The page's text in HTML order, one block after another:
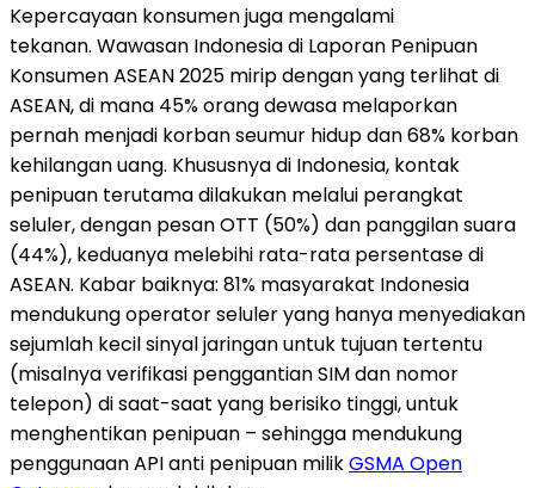
Kepercayaan konsumen juga mengalami
tekanan. Wawasan Indonesia di Laporan Penipuan
Konsumen ASEAN 2025 mirip dengan yang terlihat di
ASEAN, di mana 45% orang dewasa melaporkan
pernah menjadi korban seumur hidup dan 68% korban
kehilangan uang. Khususnya di Indonesia, kontak
penipuan terutama dilakukan melalui perangkat
seluler, dengan pesan OTT (50%) dan panggilan suara
(44%), keduanya melebihi rata-rata persentase di
ASEAN. Kabar baiknya: 81% masyarakat Indonesia
mendukung operator seluler yang hanya menyediakan
sejumlah kecil sinyal jaringan untuk tujuan tertentu
(misalnya verifikasi penggantian SIM dan nomor
telepon) di saat-saat yang berisiko tinggi, untuk
menghentikan penipuan – sehingga mendukung
penggunaan API anti penipuan milikGSMA Open